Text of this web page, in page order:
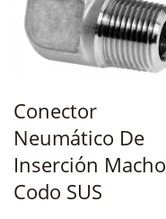
Conector
Neumático De
Inserción Macho
Codo SUS